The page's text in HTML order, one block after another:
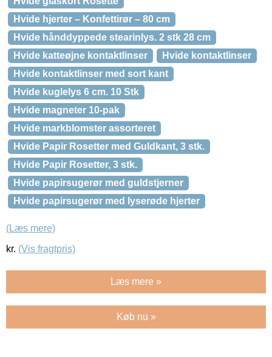
Hvide hjerter – Konfettirør – 80 cm
Hvide hånddyppede stearinlys. 2 stk 28 cm
Hvide katteøjne kontaktlinser
Hvide kontaktlinser
Hvide kontaktlinser med sort kant
Hvide kuglelys 6 cm. 10 Stk
Hvide magneter 10-pak
Hvide markblomster assorteret
Hvide Papir Rosetter med Guldkant, 3 stk.
Hvide Papir Rosetter, 3 stk.
Hvide papirsugerør med guldstjerner
Hvide papirsugerør med lyserøde hjerter
(Læs mere)
kr. (Vis fragtpris)
Læs mere »
Køb nu »